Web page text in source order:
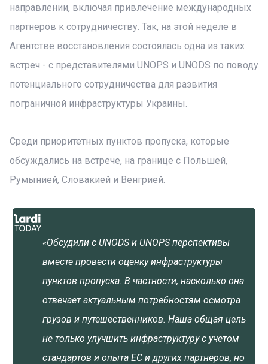
направлении, включая привлечение международных
партнеров к сотрудничеству. Так, на этой неделе в
Агентстве восстановления состоялась одна из таких
встреч - с представителями UNOPS и UNODS по поводу
потенциального сотрудничества для развития
пограничной инфраструктуры Украины.
Среди приоритетных пунктов пропуска, которые
обсуждались на встрече, на границе с Польшей,
Румынией, Словакией и Венгрией.
«Обсудили с UNODS и UNOPS перспективы
вместе провести оценку инфраструктуры
пунктов пропуска. В частности, насколько она
отвечает актуальным потребностям осмотра
грузов и путешественников. Наша общая цель
не только улучшить инфраструктуру с учетом
стандартов и опыта ЕС и других партнеров, но